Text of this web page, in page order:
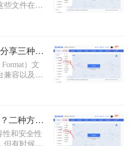
些文件在打
密码。为
去除密码
将详细介绍
密码的方
一问题。
pdf文件如何解密码？分享三种解除密码的方法！
Format）文
兼容以及保
而广泛应
我们可能
码或没有
如何解密码
方法来解除
pdf加密如何解除密码？二种方法帮你轻松搞定！
性和安全性
但有时候我